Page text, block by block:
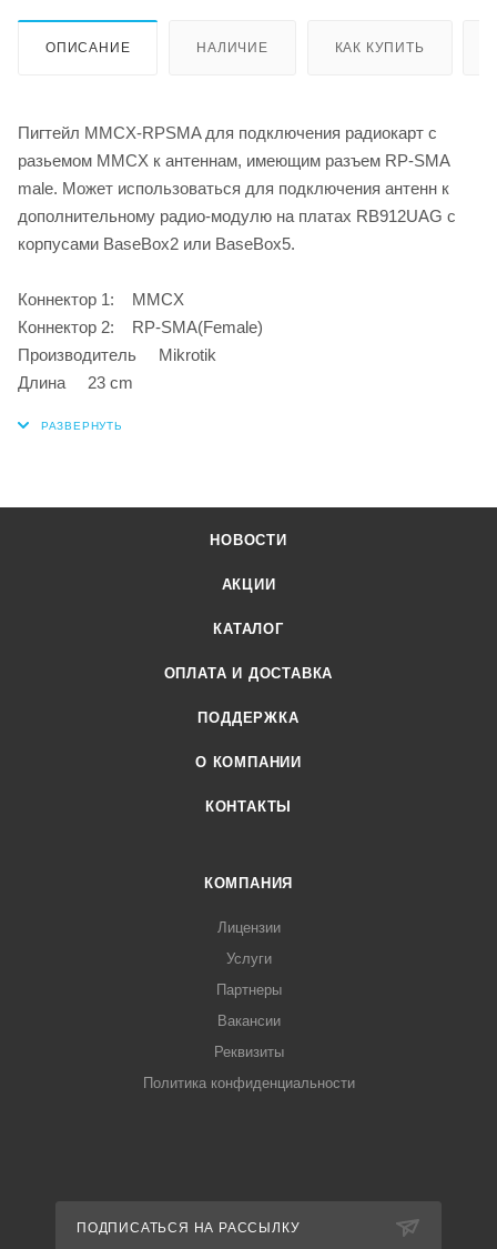
ОПИСАНИЕ НАЛИЧИЕ КАК КУПИТЬ
Пигтейл MMCX-RPSMA для подключения радиокарт с
разьемом MMCX к антеннам, имеющим разъем RP-SMA
male. Может использоваться для подключения антенн к
дополнительному радио-модулю на платах RB912UAG с
корпусами BaseBox2 или BaseBox5.
Коннектор 1: MMCX
Коннектор 2: RP-SMA(Female)
Производитель Mikrotik
Длина 23 cm
НОВОСТИ
АКЦИИ
КАТАЛОГ
ОПЛАТА И ДОСТАВКА
ПОДДЕРЖКА
О КОМПАНИИ
КОНТАКТЫ
КОМПАНИЯ
Лицензии
Услуги
Партнеры
Вакансии
Реквизиты
Политика конфиденциальности
ПОДПИСАТЬСЯ НА РАССЫЛКУ